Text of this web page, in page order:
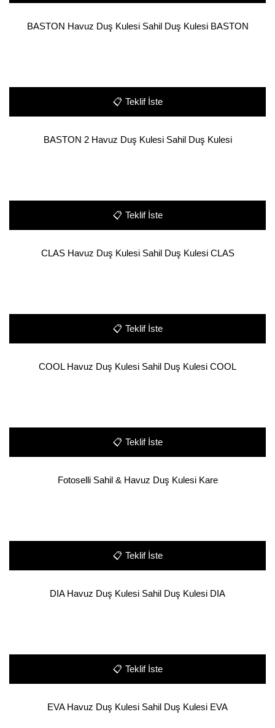
BASTON Havuz Duş Kulesi Sahil Duş Kulesi BASTON
📋 Teklif İste
BASTON 2 Havuz Duş Kulesi Sahil Duş Kulesi
📋 Teklif İste
CLAS Havuz Duş Kulesi Sahil Duş Kulesi CLAS
📋 Teklif İste
COOL Havuz Duş Kulesi Sahil Duş Kulesi COOL
📋 Teklif İste
Fotoselli Sahil & Havuz Duş Kulesi Kare
📋 Teklif İste
DIA Havuz Duş Kulesi Sahil Duş Kulesi DIA
📋 Teklif İste
EVA Havuz Duş Kulesi Sahil Duş Kulesi EVA